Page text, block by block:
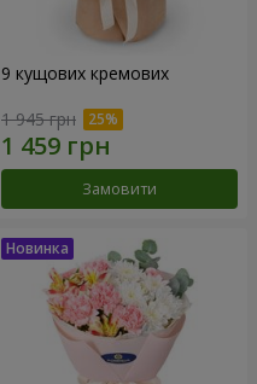
9 кущових кремових
1 945 грн
Замовити